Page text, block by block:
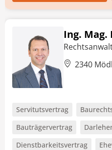
Ing.
2340
Servitutsvertrag
Bauträgervertrag
Dienstbarkeitsvertrag